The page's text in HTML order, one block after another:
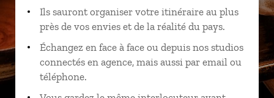
Ils sauront organiser votre itinéraire au plus
près de vos envies et de la réalité du pays.
Échangez en face à face ou depuis nos studios
connectés en agence, mais aussi par email ou
téléphone.